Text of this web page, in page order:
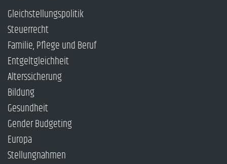
Gleichstellungspolitik
Steuerrecht
Familie, Pflege und Beruf
Entgeltgleichheit
Alterssicherung
Bildung
Gesundheit
Gender Budgeting
Europa
Stellungnahmen